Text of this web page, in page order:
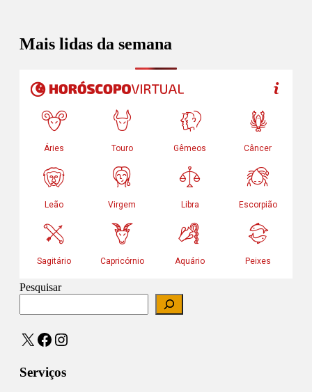
Mais lidas da semana
Pesquisar
X Facebook
Instagram
Serviços